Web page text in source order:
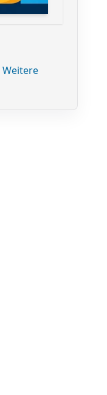
Weitere